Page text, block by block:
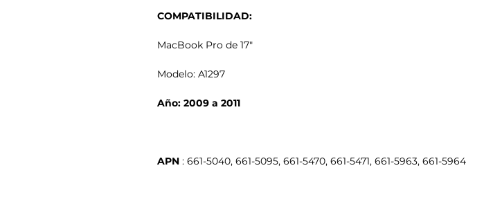
COMPATIBILIDAD:
MacBook Pro de 17"
Modelo: A1297
Año: 2009 a 2011
APN : 661-5040, 661-5095, 661-5470, 661-5471, 661-5963, 661-5964